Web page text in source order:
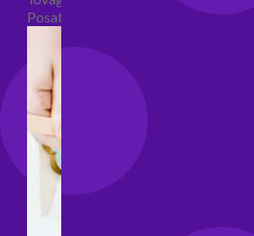
Posate per feste